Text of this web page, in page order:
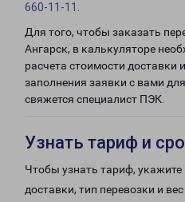
660-11-11
Для того, чтобы заказать
Ангарск, в калькуляторе
расчета стоимости доставки
заполнения заявки с вами
свяжется специалист ПЭК.
Узнать тариф и
Чтобы узнать тариф, укажите
доставки, тип перевозки и вес